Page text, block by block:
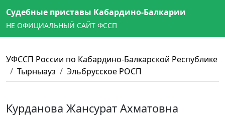
Судебные приставы Кабардино-Балкарии
НЕ ОФИЦИАЛЬНЫЙ САЙТ ФССП
УФССП России по Кабардино-Балкарской Республике
Тырныауз
Эльбрусское РОСП
Курданова Жансурат Ахматовна